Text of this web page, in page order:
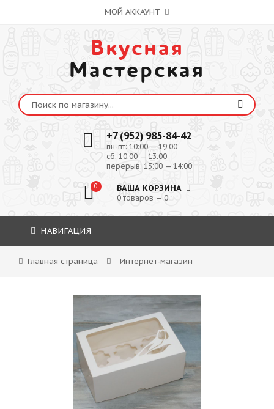
МОЙ АККАУНТ
Вкусная
Мастерская
+7 (952) 985-84-42
пн-пт: 10:00 — 19:00
сб: 10:00 — 13:00
перерыв: 13:00 — 14:00
0 ВАША КОРЗИНА
0 товаров — 0
НАВИГАЦИЯ
Главная страница Интернет-магазин